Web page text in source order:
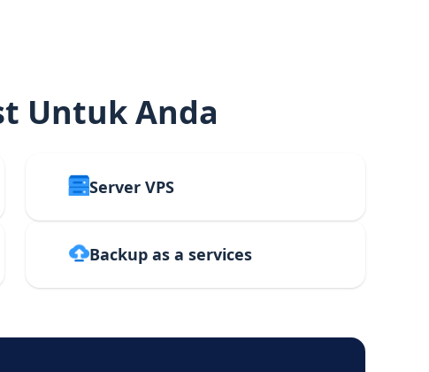
Untuk Anda
Server VPS
Backup as a services